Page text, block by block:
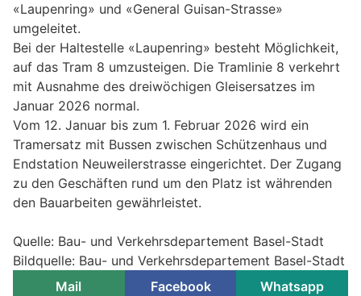
«Laupenring» und «General Guisan-Strasse»
umgeleitet.
Bei der Haltestelle «Laupenring» besteht Möglichkeit,
auf das Tram 8 umzusteigen. Die Tramlinie 8 verkehrt
mit Ausnahme des dreiwöchigen Gleisersatzes im
Januar 2026 normal.
Vom 12. Januar bis zum 1. Februar 2026 wird ein
Tramersatz mit Bussen zwischen Schützenhaus und
Endstation Neuweilerstrasse eingerichtet. Der Zugang
zu den Geschäften rund um den Platz ist währenden
den Bauarbeiten gewährleistet.
Quelle: Bau- und Verkehrsdepartement Basel-Stadt
Bildquelle: Bau- und Verkehrsdepartement Basel-Stadt
Mail
Facebook Whatsapp